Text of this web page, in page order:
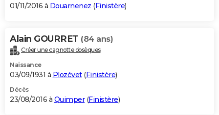
01/11/2016 à Douarnenez (Finistère)
Alain GOURRET (84 ans)
Créer une cagnotte obsèques
Naissance
03/09/1931 à Plozévet(Finistère)
Décès
23/08/2016 à Quimper(Finistère)